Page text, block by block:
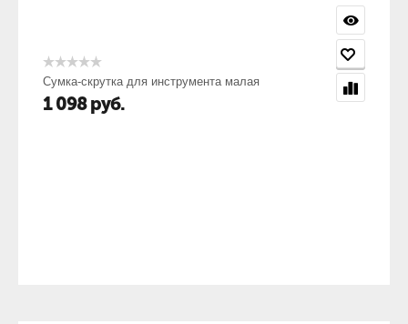
Сумка-скрутка для инструмента малая
1 098 руб.